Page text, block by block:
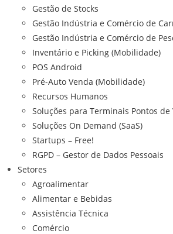
Gestão de Stocks
Gestão Indústria e Comércio de
Gestão Indústria e Comércio de
Inventário e Picking (Mobilidade)
POS Android
Pré-Auto Venda (Mobilidade)
Recursos Humanos
Soluções para Terminais Pontos de
Soluções On Demand (SaaS)
Startups – Free!
RGPD – Gestor de Dados Pessoais
Setores
Agroalimentar
Alimentar e Bebidas
Assistência Técnica
Comércio